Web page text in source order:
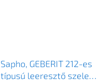
Sapho, GEBERIT 212-es
típusú leeresztő szelep,